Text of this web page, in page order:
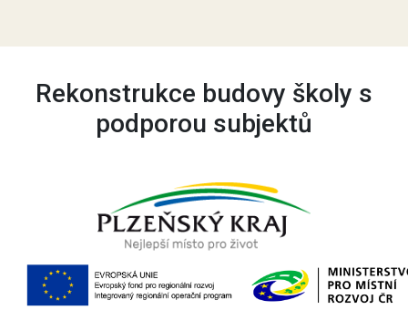
Rekonstrukce budovy školy s
podporou subjektů